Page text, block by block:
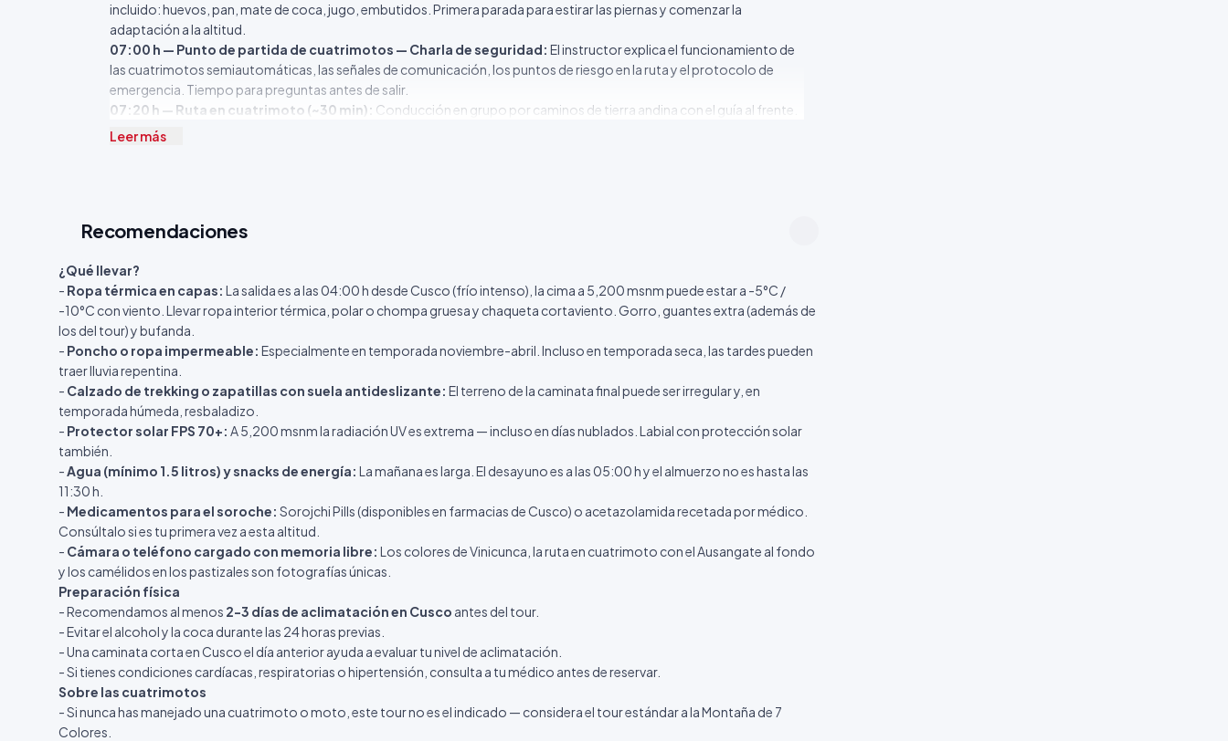
incluido: huevos, pan, mate de coca, jugo, embutidos. Primera parada para estirar las piernas y comenzar la
adaptación a la altitud.
07:00 h — Punto de partida de cuatrimotos — Charla de seguridad: El instructor explica el funcionamiento de
las cuatrimotos semiautomáticas, las señales de comunicación, los puntos de riesgo en la ruta y el protocolo de
emergencia. Tiempo para preguntas antes de salir.
07:20 h — Ruta en cuatrimoto (~30 min): Conducción en grupo por caminos de tierra andina con el guía al frente.
Paisaje de pastizales de ichu, llamas y alpacas en libertad, y los nevados en el horizonte. Llegada al punto de
09:00 – 09:30 h — Cima de Vinicunca (5,200 msnm):
panorámica de los Andes del sur.
10:00 h — Descenso:Retorno a pie por el mismo camino (~50-60 min). De vuelta a las cuatrimotos y retorno al
vehículo principal.
11:30 h — Almuerzo buffet:
peruana.
13:00 – 14:00 h
17:00 h aprox.— Llegada al centro histórico de Cusco. Fin del servicio.
Leer más
Recomendaciones
¿Qué llevar?
- Ropa térmica en capas: La salida es a las 04:00 h desde Cusco (frío intenso), la cima a 5,200 msnm puede estar a -5°C /
-10°C con viento. Llevar ropa interior térmica, polar o chompa gruesa y chaqueta cortaviento. Gorro, guantes extra (además de
los del tour) y bufanda.
- Poncho o ropa impermeable: Especialmente en temporada noviembre-abril. Incluso en temporada seca, las tardes pueden
traer lluvia repentina.
- Calzado de trekking o zapatillas con suela antideslizante: El terreno de la caminata final puede ser irregular y, en
temporada húmeda, resbaladizo.
- Protector solar FPS 70+: A 5,200 msnm la radiación UV es extrema — incluso en días nublados. Labial con protección solar
también.
-Agua (mínimo 1.5 litros) y snacks de energía: La mañana es larga. El desayuno es a las 05:00 h y el almuerzo no es hasta las
11:30 h.
- Medicamentos para el soroche: Sorojchi Pills (disponibles en farmacias de Cusco) o acetazolamida recetada por médico.
Consúltalo si es tu primera vez a esta altitud.
- Cámara o teléfono cargado con memoria libre: Los colores de Vinicunca, la ruta en cuatrimoto con el Ausangate al fondo
y los camélidos en los pastizales son fotografías únicas.
Preparación física
- Recomendamos al menos 2-3 días de aclimatación en Cusco antes del tour.
- Evitar el alcohol y la coca durante las 24 horas previas.
- Una caminata corta en Cusco el día anterior ayuda a evaluar tu nivel de aclimatación.
- Si tienes condiciones cardíacas, respiratorias o hipertensión, consulta a tu médico antes de reservar.
Sobre las cuatrimotos
- Si nunca has manejado una cuatrimoto o moto, este tour no es el indicado — considera el tour estándar a la Montaña de 7
Colores